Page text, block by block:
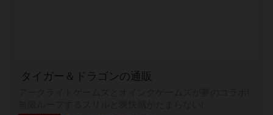
タイガー＆ドラゴンの通販